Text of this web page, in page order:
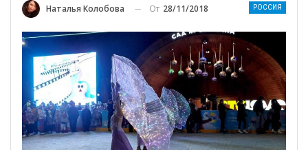
РОССИЯ
Наталья Колобова От 28/11/2018